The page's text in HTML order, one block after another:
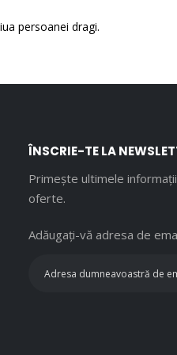
persoanei dragi.
ÎNSCRIE-TE LA
Primește ultimele
oferte.
Adăugați-vă adresa de